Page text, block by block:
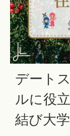
デート
ルに役
結び大